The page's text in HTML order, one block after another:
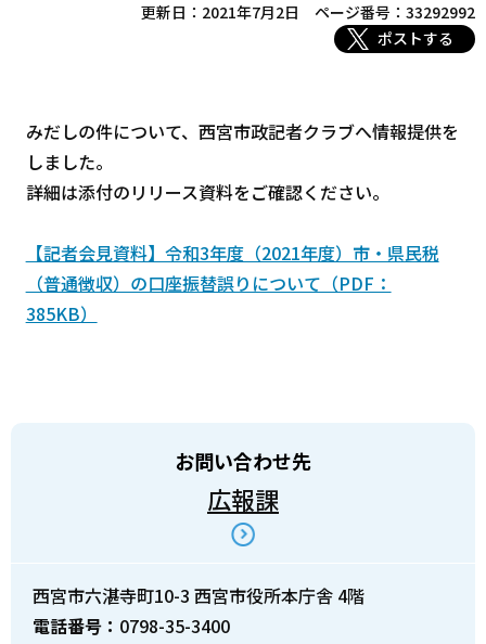
更新日：2021年7月2日
ページ番号：33292992
ポストする
みだしの件について、西宮市政記者クラブへ情報提供を
しました。
詳細は添付のリリース資料をご確認ください。
【記者会見資料】令和3年度（2021年度）市・県民税
（普通徴収）の口座振替誤りについて（PDF：
385KB）
お問い合わせ先
広報課
西宮市六湛寺町10-3 西宮市役所本庁舎 4階
電話番号： 0798-35-3400